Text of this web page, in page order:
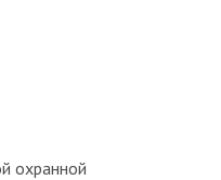
охранной